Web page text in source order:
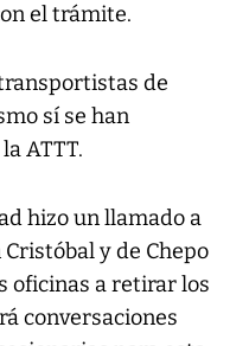
el trámite.
de
sí se han
ATTT.
hizo un llamado a
y de Chepo
oficinas a retirar los
conversaciones